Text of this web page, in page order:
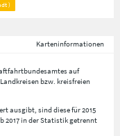
)
Karteninformationen
auf
bzw. kreisfreien
ausgibt, sind diese für 2015
2017 in der Statistik getrennt